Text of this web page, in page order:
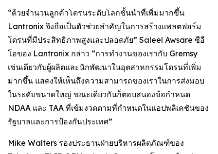
“ด้วยจำนวนลูกค้าโดรนระดับโลกชั้นนำที่เพิ่มมากขึ้น
Lantronix จึงถือเป็นตัวช่วยสำคัญในการสร้างแพลตฟอร์ม
โดรนที่มีประสิทธิภาพสูงและปลอดภัย” Saleel Awsare ซีอี
โอของ Lantronix กล่าว “การทำงานของเรากับ Gremsy
เช่นเดียวกับผู้ผลิตและนักพัฒนาในอุตสาหกรรมโดรนที่เพิ่ม
มากขึ้น แสดงให้เห็นถึงความสามารถของเราในการส่งมอบ
ในระดับขนาดใหญ่ ขณะเดียวกันก็ตอบสนองข้อกำหนด
NDAA และ TAA ที่เข้มงวดตามที่กำหนดในแอปพลิเคชันของ
รัฐบาลและการป้องกันประเทศ”
Mike Walters รองประธานฝ่ายบริหารผลิตภัณฑ์ของ